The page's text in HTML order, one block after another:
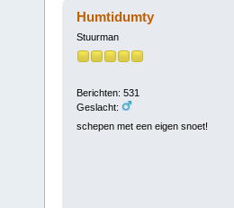
Humtidumty
Stuurman
Berichten: 531
Geslacht:
schepen met een eigen snoet!